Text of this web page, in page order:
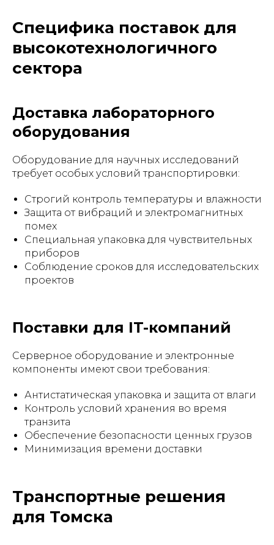
Специфика поставок для
высокотехнологичного
сектора
Доставка лабораторного
оборудования
Оборудование для научных исследований
требует особых условий транспортировки:
Строгий контроль температуры и влажности
Защита от вибраций и электромагнитных
помех
Специальная упаковка для чувствительных
приборов
Соблюдение сроков для исследовательских
проектов
Поставки для IT-компаний
Серверное оборудование и электронные
компоненты имеют свои требования:
Антистатическая упаковка и защита от влаги
Контроль условий хранения во время
транзита
Обеспечение безопасности ценных грузов
Минимизация времени доставки
Транспортные решения
для Томска